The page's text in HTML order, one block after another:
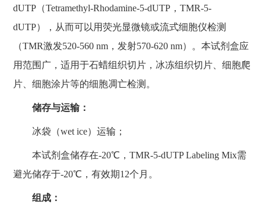
dUTP（Tetramethyl-Rhodamine-5-dUTP，TMR-5-
dUTP），从而可以用荧光显微镜或流式细胞仪检测
（TMR激发520-560 nm，发射570-620 nm）。本试剂盒应
用范围广，适用于石蜡组织切片，冰冻组织切片、细胞爬
片、细胞涂片等的细胞凋亡检测。
储存与运输：
冰袋（wet ice）运输；
本试剂盒储存在-20℃，TMR-5-dUTP Labeling Mix需
避光储存于-20℃，有效期12个月。
组成：